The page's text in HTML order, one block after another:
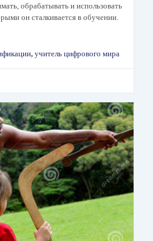
обрабатывать и использовать
он сталкивается в обучении.
, учитель цифрового мира